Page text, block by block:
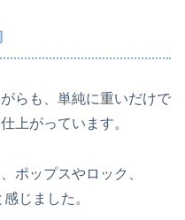
らも、単純に重いだけで
上がっています。
ポップスやロック、
じました。